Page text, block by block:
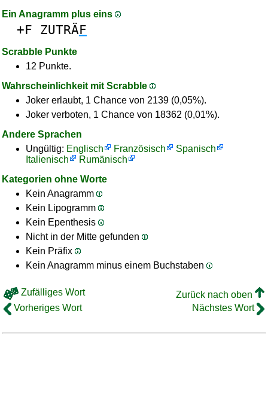
Ein Anagramm plus eins
+F ZUTRÄF
Scrabble Punkte
12 Punkte.
Wahrscheinlichkeit mit Scrabble
Joker erlaubt, 1 Chance von 2139 (0,05%).
Joker verboten, 1 Chance von 18362 (0,01%).
Andere Sprachen
Ungültig: Englisch Französisch
Spanisch
Italienisch
Rumänisch
Kategorien ohne Worte
Kein Anagramm
Kein Lipogramm
Kein Epenthesis
Nicht in der Mitte gefunden
Kein Präfix
Kein Anagramm minus einem Buchstaben
Zufälliges Wort
Zurück nach oben
Vorheriges Wort
Nächstes Wort